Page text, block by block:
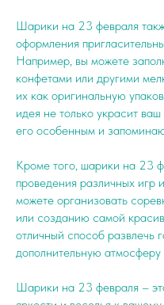
Шарики на 23 февраля
оформления
Например, вы можете
конфетами или другими
их как оригинальную
идея не только украсит
его особенным и
Кроме того, шарики на 23
проведения различных игр
можете организовать
или созданию самой
отличный способ развлечь
дополнительную
Шарики на 23 февраля –